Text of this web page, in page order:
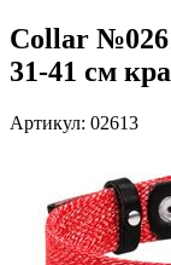
Collar
31-41 см
Артикул: 02613